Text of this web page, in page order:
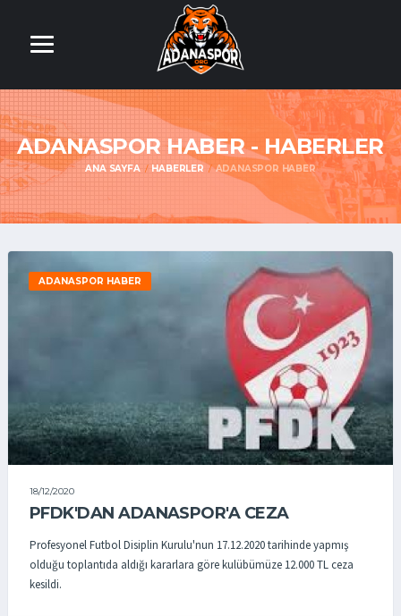
ADANASPOR HABER - HABERLER
ANA SAYFA HABERLER ADANASPOR HABER
ADANASPOR HABER
18/12/2020
PFDK'DAN ADANASPOR'A CEZA
Profesyonel Futbol Disiplin Kurulu'nun 17.12.2020 tarihinde yapmış
olduğu toplantıda aldığı kararlara göre kulübümüze 12.000 TL ceza
kesildi.